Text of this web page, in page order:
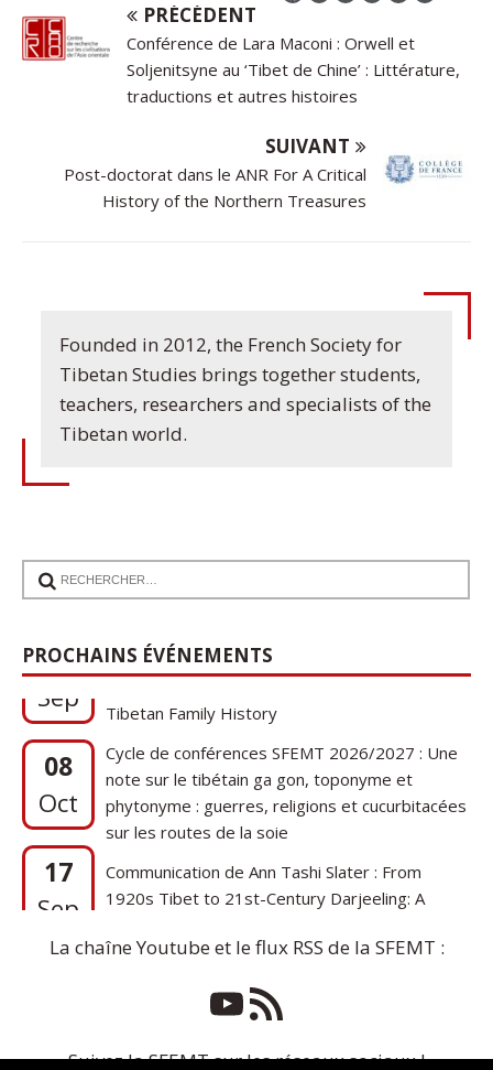
PRÉCÉDENT
Conférence de Lara Maconi : Orwell et
Soljenitsyne au ‘Tibet de Chine’ : Littérature,
traductions et autres histoires
SUIVANT
Post-doctorat dans le ANR For A Critical
History of the Northern Treasures
Founded in 2012, the French Society for
Tibetan Studies brings together students,
teachers, researchers and specialists of the
Tibetan world.
PROCHAINS ÉVÉNEMENTS
17
Sep
Communication de Ann Tashi Slater : From
1920s Tibet to 21st-Century Darjeeling: A
08
Oct
Cycle de conférences SFEMT 2026/2027 : Une
note sur le tibétain ga gon, toponyme et
phytonyme : guerres, religions et cucurbitacées
sur les routes de la soie
17
Sep
1920s Tibet to 21st-Century Darjeeling: A
Tibetan Family History
La chaîne Youtube et le flux RSS de la SFEMT :
Suivez la SFEMT sur les réseaux sociaux !